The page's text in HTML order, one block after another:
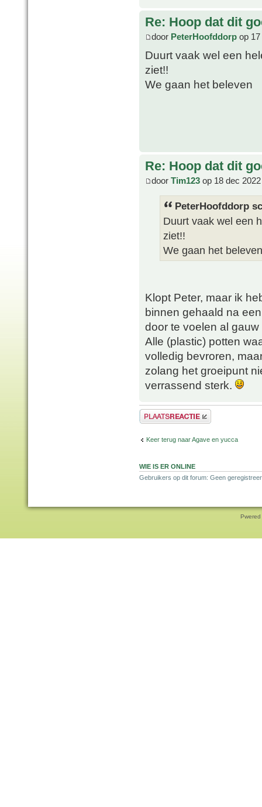
Re: Hoop dat dit
door PeterHoofddorp op
Duurt vaak wel een
ziet!!
We gaan het beleven
Re: Hoop dat dit
door Tim123 op 18 dec
PeterHoofddorp
Duurt vaak wel een
ziet!!
We gaan het beleven
Klopt Peter, maar ik
binnen gehaald na
door te voelen al
Alle (plastic) potten
volledig bevroren,
zolang het groeipunt
verrassend sterk.
Plaats een reactie
Keer terug naar Agave en yucca
WIE IS ER ONLINE
Gebruikers op dit forum: Geen